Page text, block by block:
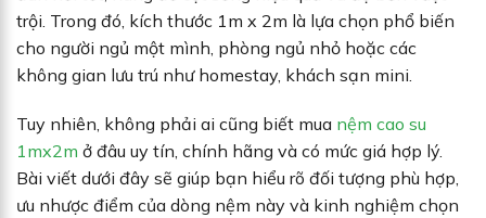
trội. Trong đó, kích thước 1m x 2m là lựa chọn phổ biến
cho người ngủ một mình, phòng ngủ nhỏ hoặc các
không gian lưu trú như homestay, khách sạn mini.
Tuy nhiên, không phải ai cũng biết mua nệm cao su
1mx2m ở đâu uy tín, chính hãng và có mức giá hợp lý.
Bài viết dưới đây sẽ giúp bạn hiểu rõ đối tượng phù hợp,
ưu nhược điểm của dòng nệm này và kinh nghiệm chọn